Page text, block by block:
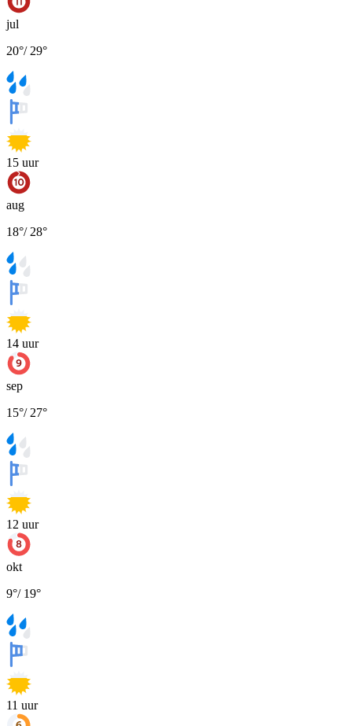
jul
20°/ 29°
15 uur
aug
18°/ 28°
14 uur
sep
15°/ 27°
12 uur
okt
9°/ 19°
11 uur